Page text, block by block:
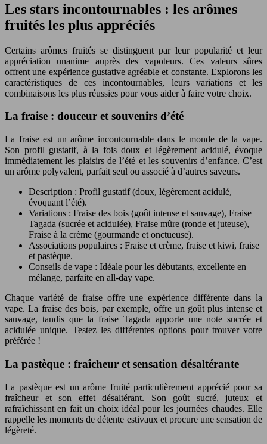
Les stars incontournables : les arômes
fruités les plus appréciés
Certains arômes fruités se distinguent par leur popularité et leur
appréciation unanime auprès des vapoteurs. Ces valeurs sûres
offrent une expérience gustative agréable et constante. Explorons les
caractéristiques de ces incontournables, leurs variations et les
combinaisons les plus réussies pour vous aider à faire votre choix.
La fraise : douceur et souvenirs d’été
La fraise est un arôme incontournable dans le monde de la vape.
Son profil gustatif, à la fois doux et légèrement acidulé, évoque
immédiatement les plaisirs de l’été et les souvenirs d’enfance. C’est
un arôme polyvalent, parfait seul ou associé à d’autres saveurs.
Description : Profil gustatif (doux, légèrement acidulé,
évoquant l’été).
Variations : Fraise des bois (goût intense et sauvage), Fraise
Tagada (sucrée et acidulée), Fraise mûre (ronde et juteuse),
Fraise à la crème (gourmande et onctueuse).
Associations populaires : Fraise et crème, fraise et kiwi, fraise
et pastèque.
Conseils de vape : Idéale pour les débutants, excellente en
mélange, parfaite en all-day vape.
Chaque variété de fraise offre une expérience différente dans la
vape. La fraise des bois, par exemple, offre un goût plus intense et
sauvage, tandis que la fraise Tagada apporte une note sucrée et
acidulée unique. Testez les différentes options pour trouver votre
préférée !
La pastèque : fraîcheur et sensation désaltérante
La pastèque est un arôme fruité particulièrement apprécié pour sa
fraîcheur et son effet désaltérant. Son goût sucré, juteux et
rafraîchissant en fait un choix idéal pour les journées chaudes. Elle
rappelle les moments de détente estivaux et procure une sensation de
légèreté.